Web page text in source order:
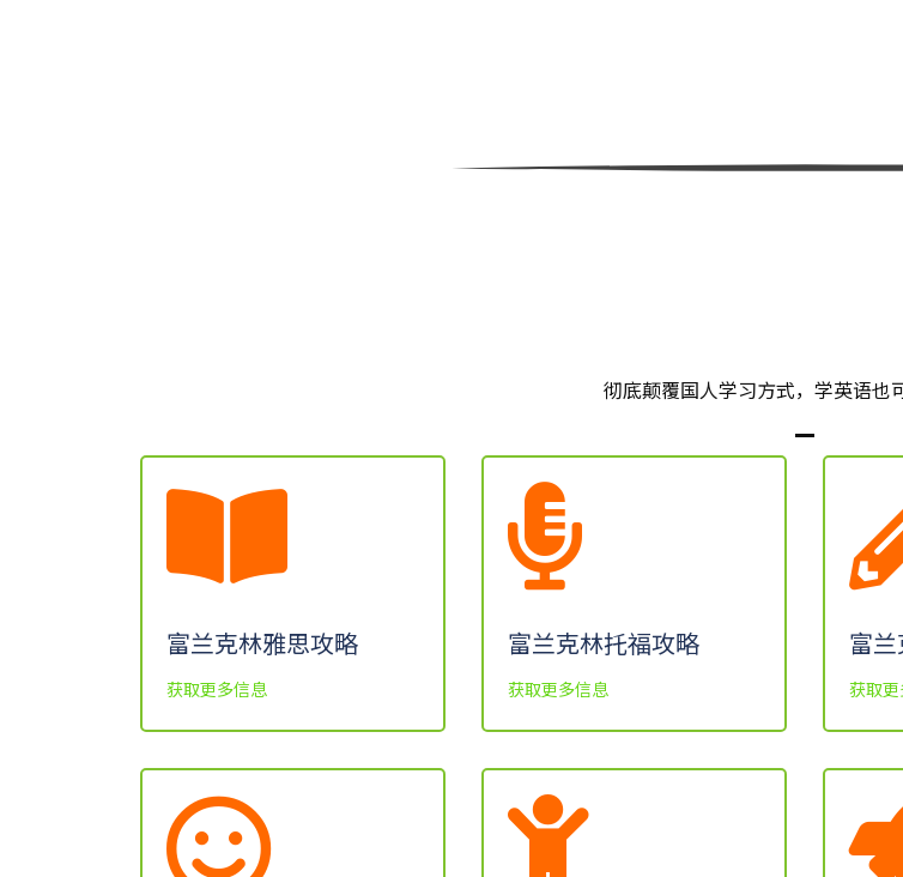
彻底颠覆国人学习方式，学英语也
富兰克林雅思攻略
获取更多信息
富兰克林托福攻略
获取更多信息
富
获取